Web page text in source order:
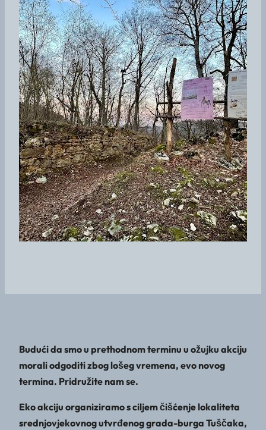
Budući da smo u prethodnom terminu u ožujku akciju
morali odgoditi zbog lošeg vremena, evo novog
termina. Pridružite nam se.
Eko akciju organiziramo s ciljem čišćenje lokaliteta
srednjovjekovnog utvrđenog grada-burga Tuščaka,